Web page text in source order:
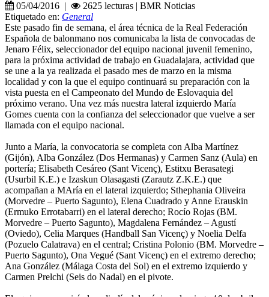
05/04/2016 |
2625 lecturas | BMR Noticias
Etiquetado en: General
Este pasado fin de semana, el área técnica de la Real Federación
Española de balonmano nos comunicaba la lista de convocadas de
Jenaro Félix, seleccionador del equipo nacional juvenil femenino,
para la próxima actividad de trabajo en Guadalajara, actividad que
se une a la ya realizada el pasado mes de marzo en la misma
localidad y con la que el equipo continuará su preparación con la
vista puesta en el Campeonato del Mundo de Eslovaquia del
próximo verano. Una vez más nuestra lateral izquierdo María
Gomes cuenta con la confianza del seleccionador que vuelve a ser
llamada con el equipo nacional.
Junto a María, la convocatoria se completa con Alba Martínez
(Gijón), Alba González (Dos Hermanas) y Carmen Sanz (Aula) en
portería; Elisabeth Cesáreo (Sant Vicenç), Estitxu Berasategi
(Usurbil K.E.) e Izaskun Olasagasti (Zarautz Z.K.E.) que
acompañan a MAría en el lateral izquierdo; Sthephania Oliveira
(Morvedre – Puerto Sagunto), Elena Cuadrado y Anne Erauskin
(Ermuko Errotabarri) en el lateral derecho; Rocío Rojas (BM.
Morvedre – Puerto Sagunto), Magdalena Fernández – Agustí
(Oviedo), Celia Marques (Handball San Vicenç) y Noelia Delfa
(Pozuelo Calatrava) en el central; Cristina Polonio (BM. Morvedre –
Puerto Sagunto), Ona Vegué (Sant Vicenç) en el extremo derecho;
Ana González (Málaga Costa del Sol) en el extremo izquierdo y
Carmen Prelchi (Seis do Nadal) en el pivote.